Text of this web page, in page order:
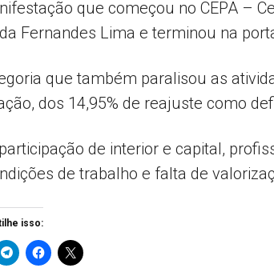
que começou no CEPA –
Fernandes Lima e terminou na
que também paralisou as
dos 14,95% de reajuste como
de interior e capital,
de trabalho e falta de
isso: